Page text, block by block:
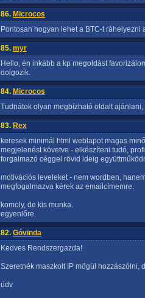
86. Microcos
Pontosan hogyan lehet a BTC-t ráhelyezni
85. myr
Hello, én inkább a kp megoldást
dolgozik.
84. Microcos
Tudnátok olyan megbízható oldalt
83. Rex
keresek minimál html weblapot magas
megjelenést követve - elkészíteni tudó,
forgalmazó céggel rövid ideig
motivációs leveleket - nem wordben,
megfogalmazva kérek az emailcímemre.
komoly, de kis munka.
egyenlőre.
82. Góvinda
Kedves Rendszergazda!
Szeretnék maszkolt IP mögül hozzászólni,
üdv